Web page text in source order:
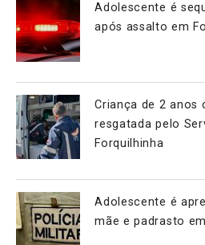
Adolescente é
após assalto em
Criança de 2 anos
resgatada pelo
Forquilhinha
Adolescente é
mãe e padrasto